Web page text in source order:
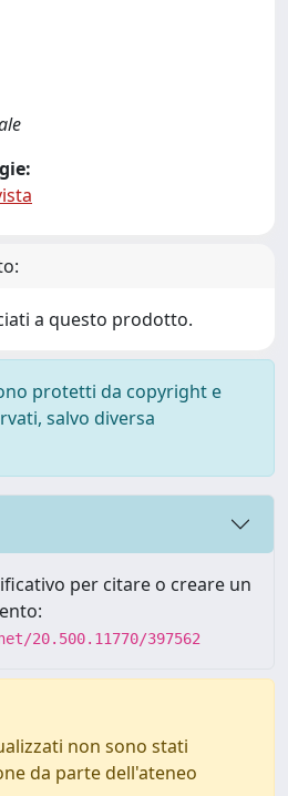
a questo prodotto.
protetti da copyright e
salvo diversa
per citare o creare un
20.500.11770/397562
non sono stati
da parte dell'ateneo